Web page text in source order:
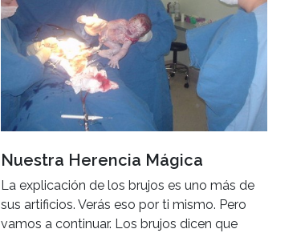
Nuestra Herencia Mágica
La explicación de los brujos es uno más de
sus artificios. Verás eso por ti mismo. Pero
vamos a continuar. Los brujos dicen que